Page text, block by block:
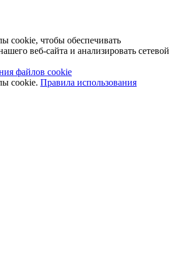
cookie, чтобы обеспечивать
веб-сайта и анализировать сетевой
файлов cookie
cookie. Правила использования